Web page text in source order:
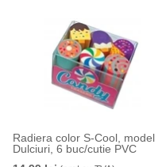
Radiera color S-Cool, model
Dulciuri, 6 buc/cutie PVC